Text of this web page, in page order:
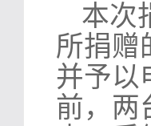
本次
所捐赠
并予以
前，两